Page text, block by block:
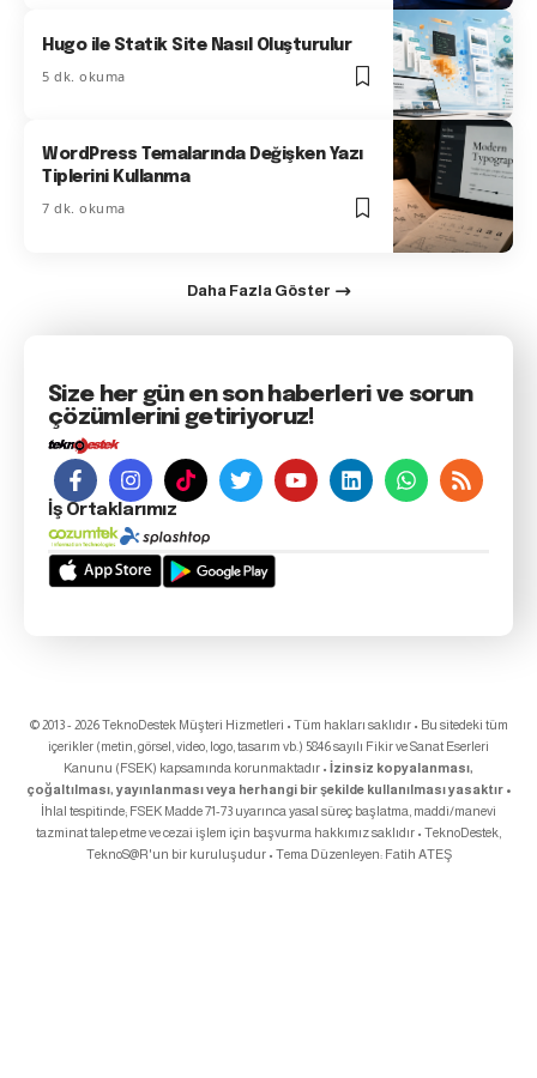
Hugo ile Statik Site Nasıl Oluşturulur
5 dk. okuma
WordPress Temalarında Değişken Yazı
Tiplerini Kullanma
7 dk. okuma
Daha Fazla Göster
Size her gün en son haberleri ve sorun
çözümlerini getiriyoruz!
İş Ortaklarımız
© 2013 - 2026 TeknoDestek Müşteri Hizmetleri • Tüm hakları saklıdır • Bu sitedeki tüm
içerikler (metin, görsel, video, logo, tasarım vb.) 5846 sayılı Fikir ve Sanat Eserleri
Kanunu (FSEK) kapsamında korunmaktadır • İzinsiz kopyalanması,
çoğaltılması, yayınlanması veya herhangi bir şekilde kullanılması yasaktır •
İhlal tespitinde; FSEK Madde 71-73 uyarınca yasal süreç başlatma, maddi/manevi
tazminat talep etme ve cezai işlem için başvurma hakkımız saklıdır • TeknoDestek,
TeknoS@R'un bir kuruluşudur • Tema Düzenleyen: Fatih ATEŞ